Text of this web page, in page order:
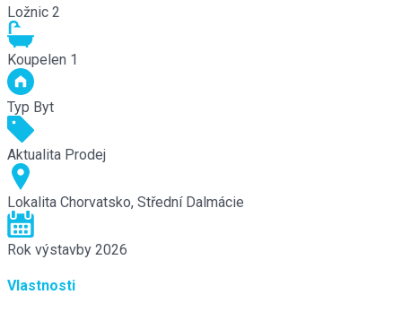
Ložnic 2
Koupelen 1
Typ Byt
Aktualita Prodej
Lokalita Chorvatsko, Střední Dalmácie
Rok výstavby 2026
Vlastnosti